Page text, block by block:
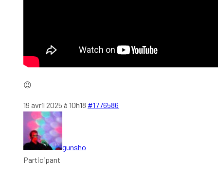
😉
19 avril 2025 à 10h18 #1776586
gunsho
Participant